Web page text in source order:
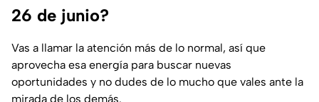
26 de junio?
Vas a llamar la atención más de lo normal, así que
aprovecha esa energía para buscar nuevas
oportunidades y no dudes de lo mucho que vales ante la
mirada de los demás.